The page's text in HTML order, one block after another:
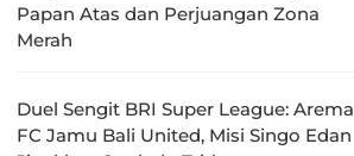
Papan Atas dan Perjuangan Zona
Merah
Duel Sengit BRI Super League: Arema
FC Jamu Bali United, Misi Singo Edan